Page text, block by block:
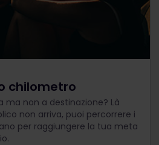
chilometro
ma non a destinazione? Là
non arriva, puoi percorrere i
per raggiungere la tua meta